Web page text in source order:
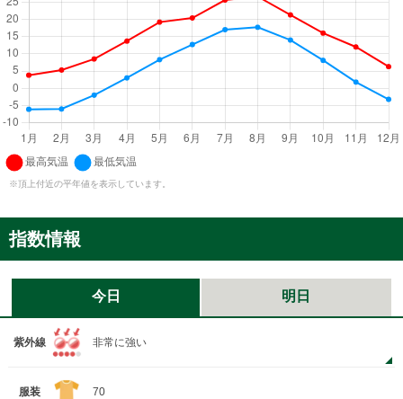
※頂上付近の平年値を表示しています。
指数情報
今日 明日
紫外線 非常に強い
服装 70